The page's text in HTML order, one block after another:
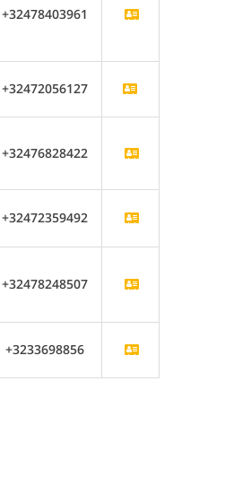
+32478403961
+32472056127
+32476828422
+32472359492
+32478248507
+3233698856